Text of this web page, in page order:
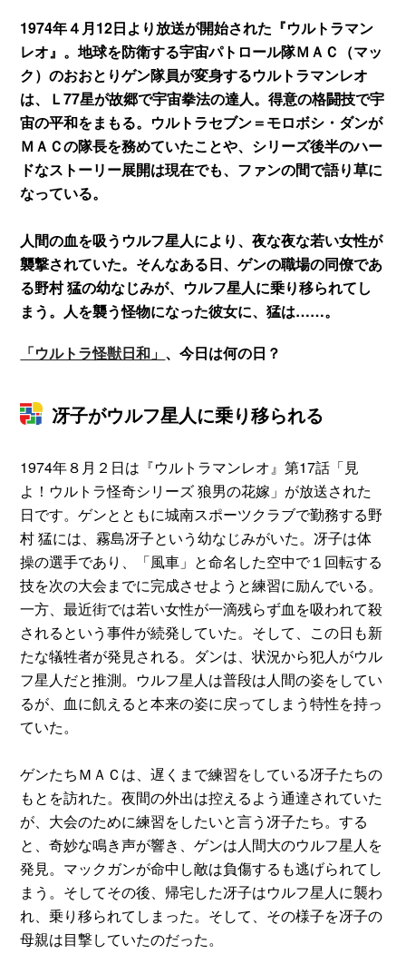
1974年４月12日より放送が開始された『ウルトラマン
レオ』。地球を防衛する宇宙パトロール隊ＭＡＣ（マッ
ク）のおおとりゲン隊員が変身するウルトラマンレオ
は、Ｌ77星が故郷で宇宙拳法の達人。得意の格闘技で宇
宙の平和をまもる。ウルトラセブン＝モロボシ・ダンが
ＭＡＣの隊長を務めていたことや、シリーズ後半のハー
ドなストーリー展開は現在でも、ファンの間で語り草に
なっている。
人間の血を吸うウルフ星人により、夜な夜な若い女性が
襲撃されていた。そんなある日、ゲンの職場の同僚であ
る野村 猛の幼なじみが、ウルフ星人に乗り移られてし
まう。人を襲う怪物になった彼女に、猛は……。
「ウルトラ怪獣日和」 、今日は何の日？
冴子がウルフ星人に乗り移られる
1974年８月２日は『ウルトラマンレオ』第17話「見
よ！ウルトラ怪奇シリーズ 狼男の花嫁」が放送された
日です。ゲンとともに城南スポーツクラブで勤務する野
村 猛には、霧島冴子という幼なじみがいた。冴子は体
操の選手であり、「風車」と命名した空中で１回転する
技を次の大会までに完成させようと練習に励んでいる。
一方、最近街では若い女性が一滴残らず血を吸われて殺
されるという事件が続発していた。そして、この日も新
たな犠牲者が発見される。ダンは、状況から犯人がウル
フ星人だと推測。ウルフ星人は普段は人間の姿をしてい
るが、血に飢えると本来の姿に戻ってしまう特性を持っ
ていた。
ゲンたちＭＡＣは、遅くまで練習をしている冴子たちの
もとを訪れた。夜間の外出は控えるよう通達されていた
が、大会のために練習をしたいと言う冴子たち。する
と、奇妙な鳴き声が響き、ゲンは人間大のウルフ星人を
発見。マックガンが命中し敵は負傷するも逃げられてし
まう。そしてその後、帰宅した冴子はウルフ星人に襲わ
れ、乗り移られてしまった。そして、その様子を冴子の
母親は目撃していたのだった。